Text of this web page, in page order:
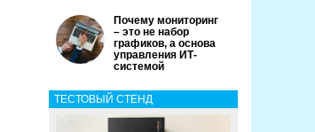
Почему мониторинг
– это не набор
графиков, а основа
управления ИТ-
системой
ТЕСТОВЫЙ СТЕНД